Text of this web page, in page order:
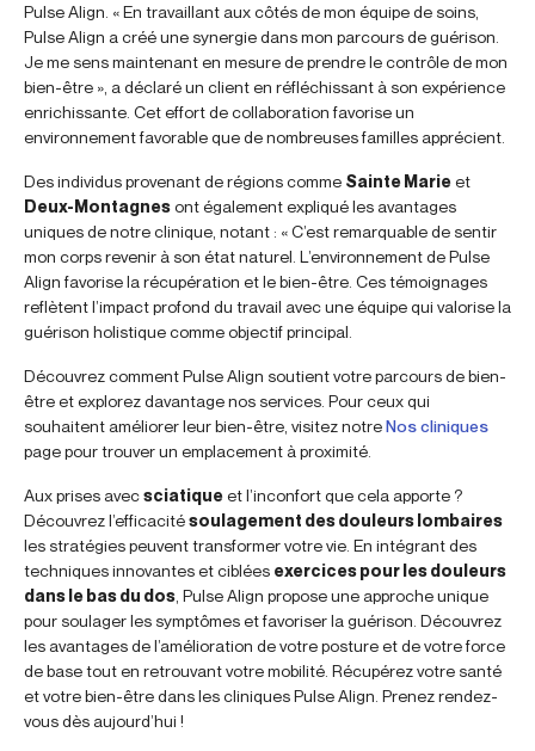
Pulse Align. « En travaillant aux côtés de mon équipe de soins,
Pulse Align a créé une synergie dans mon parcours de guérison.
Je me sens maintenant en mesure de prendre le contrôle de mon
bien-être », a déclaré un client en réfléchissant à son expérience
enrichissante. Cet effort de collaboration favorise un
environnement favorable que de nombreuses familles apprécient.
Des individus provenant de régions comme Sainte Marieet
Deux-Montagnesont également expliqué les avantages
uniques de notre clinique, notant : « C’est remarquable de sentir
mon corps revenir à son état naturel. L’environnement de Pulse
Align favorise la récupération et le bien-être. Ces témoignages
reflètent l’impact profond du travail avec une équipe qui valorise la
guérison holistique comme objectif principal.
Découvrez comment Pulse Align soutient votre parcours de bien-
être et explorez davantage nos services. Pour ceux qui
souhaitent améliorer leur bien-être, visitez notreNos cliniques
page pour trouver un emplacement à proximité.
Aux prises avecsciatiqueet l’inconfort que cela apporte ?
Découvrez l’efficacitésoulagement des douleurs lombaires
les stratégies peuvent transformer votre vie. En intégrant des
techniques innovantes et ciblées exercices pour les douleurs
dans le bas du dos , Pulse Align propose une approche unique
pour soulager les symptômes et favoriser la guérison. Découvrez
les avantages de l’amélioration de votre posture et de votre force
de base tout en retrouvant votre mobilité. Récupérez votre santé
et votre bien-être dans les cliniques Pulse Align. Prenez rendez-
vous dès aujourd’hui !